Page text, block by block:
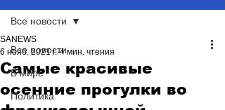
Все новости
В мире
Политика
Все новости
Самые красивые
осенние прогулки во
SANEWS
6 нояб. 2021 г. 4 мин. чтения